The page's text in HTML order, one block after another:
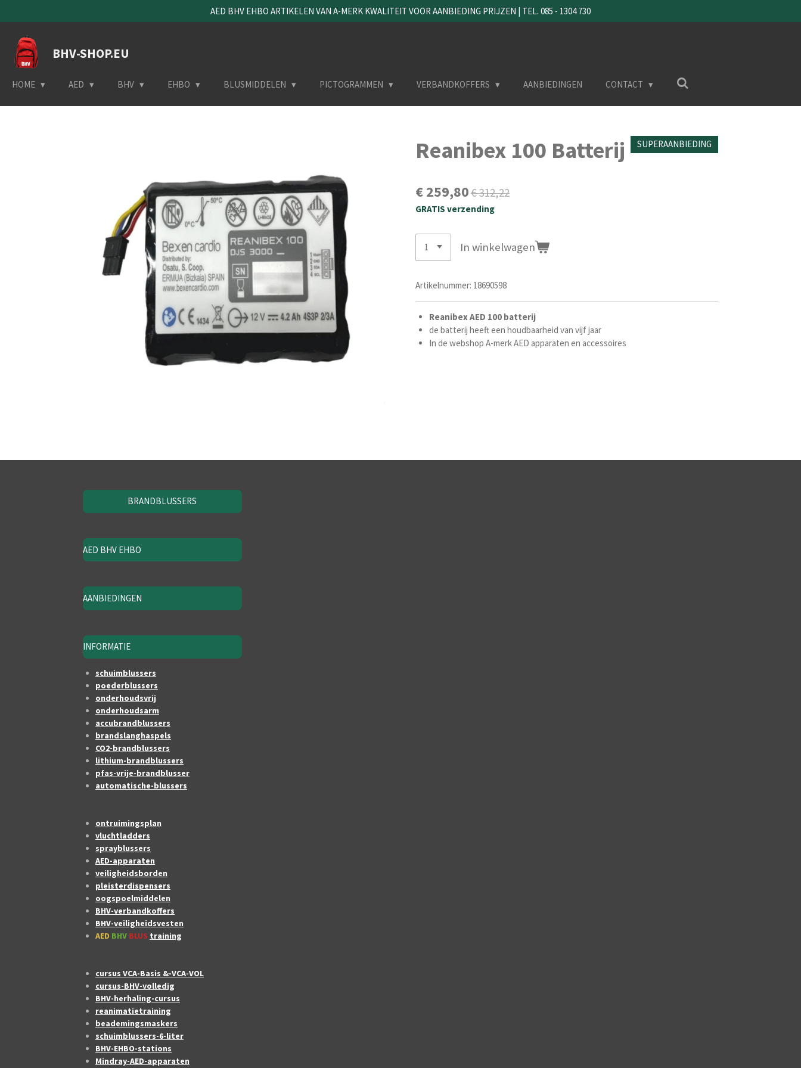
direct
naar
hoofdinhoud
AED BHV EHBO ARTIKELEN VAN A-MERK KWALITEIT VOOR AANBIEDING PRIJZEN | TEL. 085 - 1304 730
BHV-SHOP.EU
HOME AED BHV EHBO BLUSMIDDELEN PICTOGRAMMEN VERBANDKOFFERS AANBIEDINGEN CONTACT
Reanibex 100 Batterij SUPERAANBIEDING
€ 259,80€ 312,22
GRATIS verzending
In winkelwagen
Artikelnummer: 18690598
ReanibexAED 100 batterij
de batterij heeft een houdbaarheid van vijf jaar
In de webshop A-merk AED apparaten en accessoires
BRANDBLUSSERS
AED BHV EHBO
AANBIEDINGEN
INFORMATIE
schuimblussers
poederblussers
onderhoudsvrij
onderhoudsarm
accubrandblussers
brandslanghaspels
CO2-brandblussers
lithium-brandblussers
pfas-vrije-brandblusser
automatische-blussers
ontruimingsplan
vluchtladders
sprayblussers
AED-apparaten
veiligheidsborden
pleisterdispensers
oogspoelmiddelen
BHV-verbandkoffers
BHV-veiligheidsvesten
AED BHV BLUS training
cursus VCA-Basis &-VCA-VOL
cursus-BHV-volledig
BHV-herhaling-cursus
reanimatietraining
beademingsmaskers
schuimblussers-6-liter
BHV-EHBO-stations
Mindray-AED-apparaten